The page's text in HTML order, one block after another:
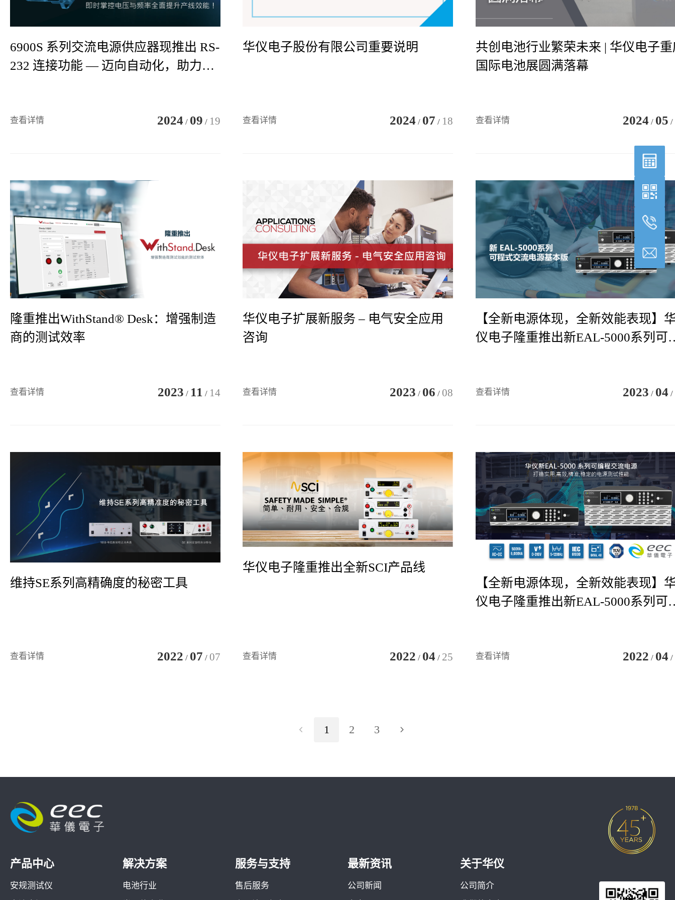
6900S 系列交流电源供应器现推出 RS-
232 连接功能 — 迈向自动化，助力提
查看详情 2024 / 09 / 19
华仪电子股份有限公司重要说明
查看详情 2024 / 07 / 18
共创电池行业繁荣未来 | 华仪电子重
国际电池展圆满落幕
查看详情 2024 / 05 /
隆重推出WithStand® Desk：增强制造
商的测试效率
查看详情 2023 / 11 / 14
华仪电子扩展新服务 – 电气安全应用
咨询
查看详情 2023 / 06 / 08
【全新电源体现，全新效能表现】
仪电子隆重推出新EAL-5000系列可
查看详情 2023 / 04 /
维持SE系列高精确度的秘密工具
查看详情 2022 / 07 / 07
华仪电子隆重推出全新SCI产品线
查看详情 2022 / 04 / 25
【全新电源体现，全新效能表现】
仪电子隆重推出新EAL-5000系列可
查看详情 2022 / 04 /
1 2 3
产品中心
安规测试仪
解决方案
电池行业
服务与支持
售后服务
最新资讯
公司新闻
关于华仪
公司简介